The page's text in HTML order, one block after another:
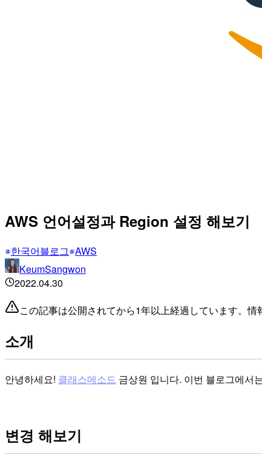
AWS 언어설정과 Region 설정 해보기
한국어블로그 AWS
KeumSangwon
2022.04.30
この記事は公開されてから1年以上経過しています。情
소개
안녕하세요! 클래스메소드 금상원 입니다. 이번 블로그에서
변경 해보기